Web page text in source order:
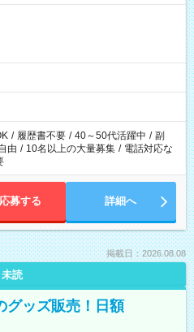
/ 履歴書不要 / 40～50代活躍中 / 副
由 / 10名以上の大量募集 / 電話対応な
応募する 詳細へ
掲載日：2026.08.08
未読
ッズ販売！日額